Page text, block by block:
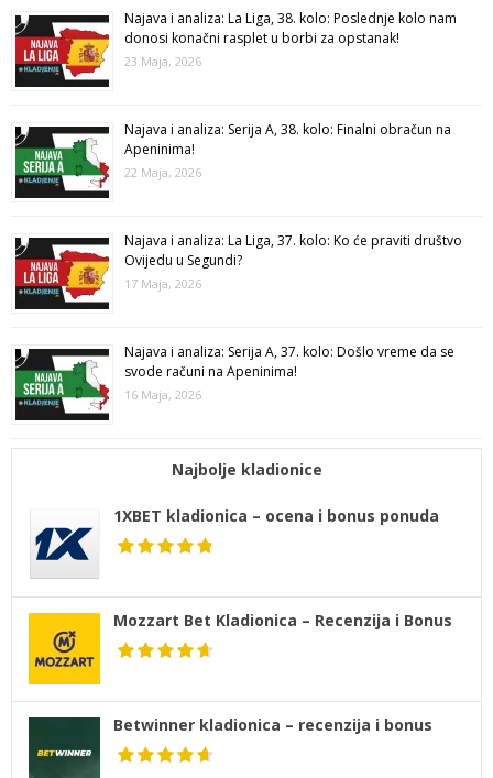
Najava i analiza: La Liga, 38. kolo: Poslednje kolo nam
donosi konačni rasplet u borbi za opstanak!
23 Maja, 2026
Najava i analiza: Serija A, 38. kolo: Finalni obračun na
Apeninima!
22 Maja, 2026
Najava i analiza: La Liga, 37. kolo: Ko će praviti društvo
Ovijedu u Segundi?
17 Maja, 2026
Najava i analiza: Serija A, 37. kolo: Došlo vreme da se
svode računi na Apeninima!
16 Maja, 2026
Najbolje kladionice
1XBET kladionica – ocena i bonus ponuda
Mozzart Bet Kladionica – Recenzija i Bonus
Betwinner kladionica – recenzija i bonus